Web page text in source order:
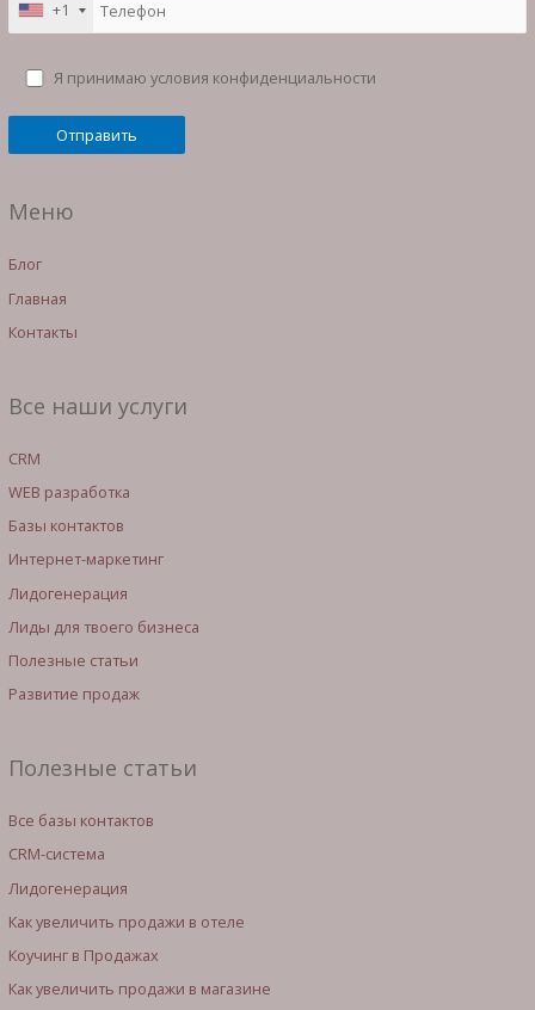
+1
Я принимаю условия конфиденциальности
Меню
Блог
Главная
Контакты
Все наши услуги
CRM
WEB разработка
Базы контактов
Интернет-маркетинг
Лидогенерация
Лиды для твоего бизнеса
Полезные статьи
Развитие продаж
Полезные статьи
Все базы контактов
CRM-система
Лидогенерация
Как увеличить продажи в отеле
Коучинг в Продажах
Как увеличить продажи в магазине